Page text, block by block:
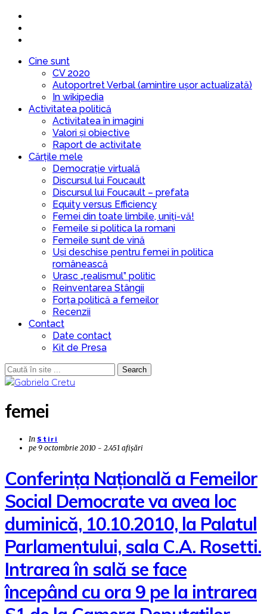
Cine sunt
CV 2020
Autoportret Verbal (amintire ușor actualizată)
In wikipedia
Activitatea politică
Activitatea în imagini
Valori și obiective
Raport de activitate
Cărțile mele
Democrație virtuală
Discursul lui Foucault
Discursul lui Foucault – prefata
Equity versus Efficiency
Femei din toate limbile, uniți-vă!
Femeile si politica la romani
Femeile sunt de vină
Uși deschise pentru femei în politica
românească
Urasc „realismul” politic
Reinventarea Stângii
Forța politică a femeilor
Recenzii
Contact
Date contact
Kit de Presa
Search
femei
In Stiri
pe 9 octombrie 2010 - 2.451 afișări
Conferinţa Naţională a Femeilor
Social Democrate va avea loc
duminică, 10.10.2010, la Palatul
Parlamentului, sala C.A. Rosetti.
Intrarea în sală se face
începând cu ora 9 pe la intrarea